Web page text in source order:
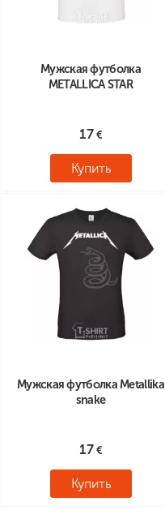
Мужская футболка
METALLICA STAR
17
Купить
Мужская футболка Metallika
snake
17
Купить